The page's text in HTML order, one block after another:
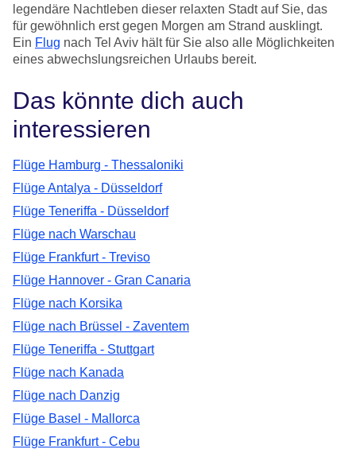
legendäre Nachtleben dieser relaxten Stadt auf Sie, das
für gewöhnlich erst gegen Morgen am Strand ausklingt.
Ein Flug nach Tel Aviv hält für Sie also alle Möglichkeiten
eines abwechslungsreichen Urlaubs bereit.
Das könnte dich auch
interessieren
Flüge Hamburg - Thessaloniki
Flüge Antalya - Düsseldorf
Flüge Teneriffa - Düsseldorf
Flüge nach Warschau
Flüge Frankfurt - Treviso
Flüge Hannover - Gran Canaria
Flüge nach Korsika
Flüge nach Brüssel - Zaventem
Flüge Teneriffa - Stuttgart
Flüge nach Kanada
Flüge nach Danzig
Flüge Basel - Mallorca
Flüge Frankfurt - Cebu